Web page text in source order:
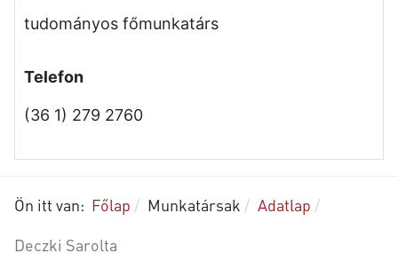
tudományos főmunkatárs
Telefon
(36 1) 279 2760
Ön itt van: Főlap Munkatársak
Adatlap
Deczki Sarolta